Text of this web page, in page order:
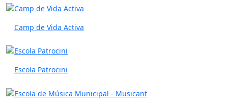
Camp de Vida Activa
Escola Patrocini